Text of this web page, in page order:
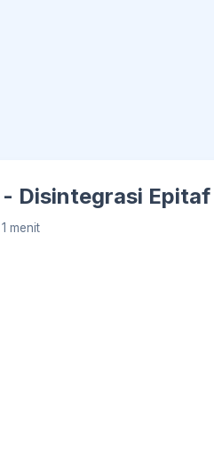
Disintegrasi Epitaf
menit